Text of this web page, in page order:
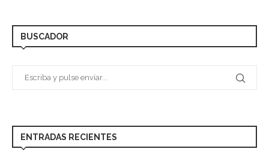
BUSCADOR
ENTRADAS RECIENTES